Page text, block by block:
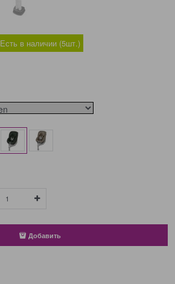
Есть в наличии (5шт.)
Добавить